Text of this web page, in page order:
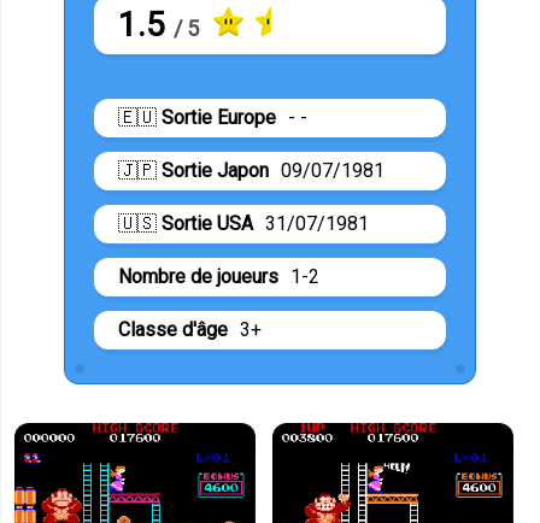
1.5 / 5
🇪🇺 Sortie Europe - -
🇯🇵 Sortie Japon 09/07/1981
🇺🇸 Sortie USA 31/07/1981
Nombre de joueurs 1-2
Classe d'âge 3+